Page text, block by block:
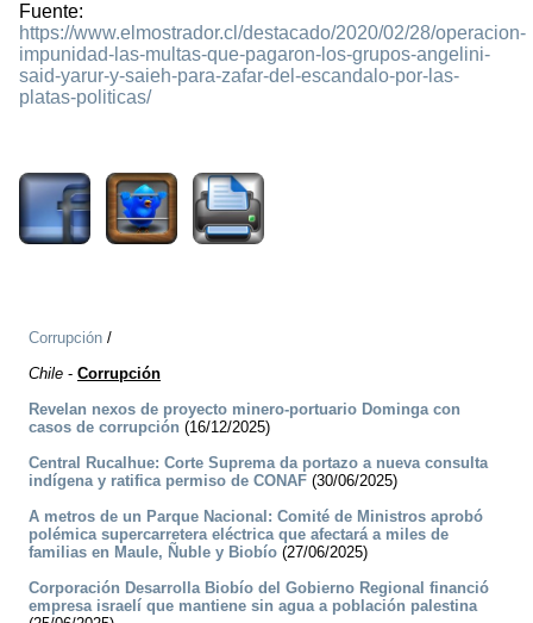
Fuente:
https://www.elmostrador.cl/destacado/2020/02/28/operacion-
impunidad-las-multas-que-pagaron-los-grupos-angelini-
said-yarur-y-saieh-para-zafar-del-escandalo-por-las-
platas-politicas/
Corrupción /
Chile - Corrupción
Revelan nexos de proyecto minero-portuario Dominga con
casos de corrupción (16/12/2025)
Central Rucalhue: Corte Suprema da portazo a nueva consulta
indígena y ratifica permiso de CONAF (30/06/2025)
A metros de un Parque Nacional: Comité de Ministros aprobó
polémica supercarretera eléctrica que afectará a miles de
familias en Maule, Ñuble y Biobío (27/06/2025)
Corporación Desarrolla Biobío del Gobierno Regional financió
empresa israelí que mantiene sin agua a población palestina